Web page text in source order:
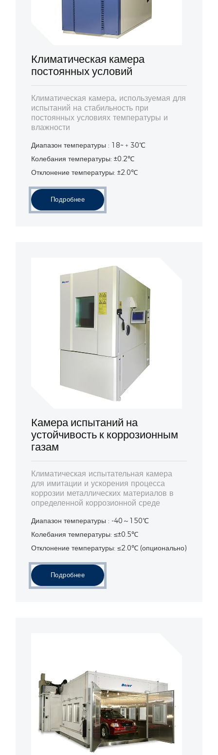
Климатическая камера
постоянных условий
Климатическая камера, используемая для
испытаний на стабильность при
постоянных условиях температуры и
влажности
Диапазон температуры : 18~﹢30℃
Колебания температуры: ±0.2℃
Отклонение температуры: ±2.0℃
Подробнее
Камера испытаний на
устойчивость к коррозионным
газам
Климатическая испытательная камера
для имитации и ускорения процесса
коррозии металлических материалов в
определенной коррозионной среде
Диапазон температуры : -40～150℃
Колебания температуры: ≤±0.5℃
Отклонение температуры: ≤2.0℃ (опционально)
Подробнее